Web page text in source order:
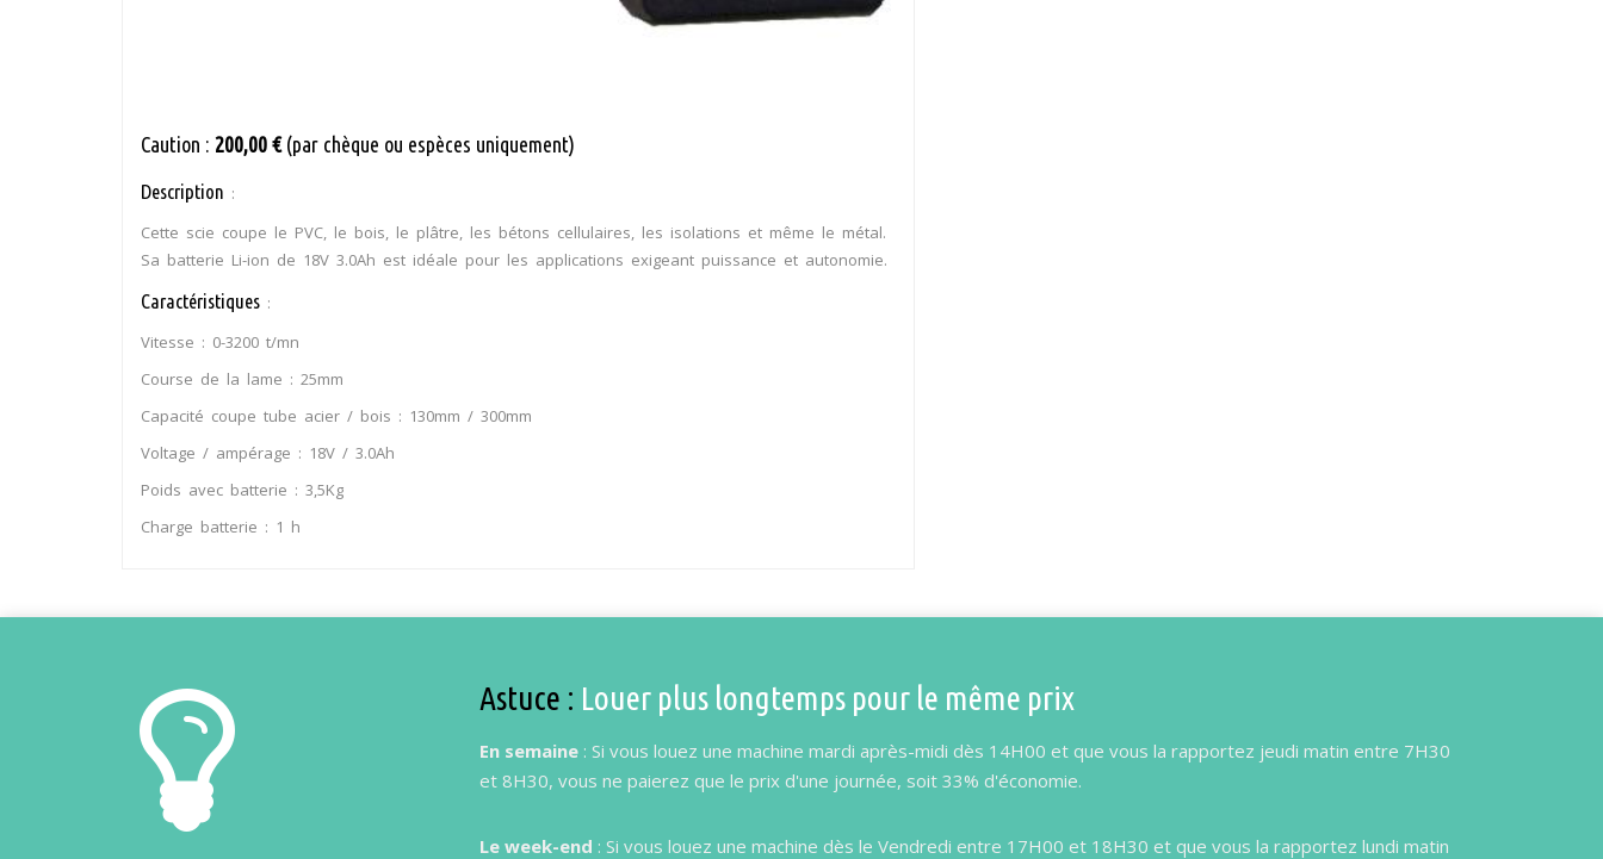
Caution : 200,00 €(par chèque ou espèces uniquement)
Description :
Cette scie coupe le PVC, le bois, le plâtre, les bétons cellulaires, les isolations et même le métal.
Sa batterie Li-ion de 18V 3.0Ah est idéale pour les applications exigeant puissance et autonomie.
Caractéristiques :
Vitesse : 0-3200 t/mn
Course de la lame : 25mm
Capacité coupe tube acier / bois : 130mm / 300mm
Voltage / ampérage : 18V / 3.0Ah
Poids avec batterie : 3,5Kg
Charge batterie : 1 h
Astuce : Louer plus longtemps pour le même prix
En semaine : Si vous louez une machine mardi après-midi dès 14H00 et que vous la rapportez jeudi matin entre 7H30
et 8H30, vous ne paierez que le prix d'une journée, soit 33% d'économie.
Le week-end : Si vous louez une machine dès le Vendredi entre 17H00 et 18H30 et que vous la rapportez lundi matin